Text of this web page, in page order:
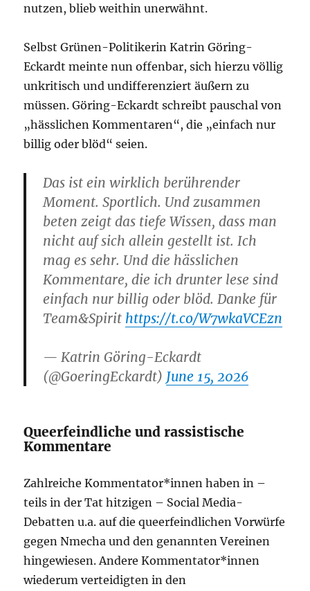
nutzen, blieb weithin unerwähnt.
Selbst Grünen-Politikerin Katrin Göring-
Eckardt meinte nun offenbar, sich hierzu völlig
unkritisch und undifferenziert äußern zu
müssen. Göring-Eckardt schreibt pauschal von
„hässlichen Kommentaren“, die „einfach nur
billig oder blöd“ seien.
Das ist ein wirklich berührender
Moment. Sportlich. Und zusammen
beten zeigt das tiefe Wissen, dass man
nicht auf sich allein gestellt ist. Ich
mag es sehr. Und die hässlichen
Kommentare, die ich drunter lese sind
einfach nur billig oder blöd. Danke für
Team&Spirit https://t.co/W7wkaVCEzn
— Katrin Göring-Eckardt
(@GoeringEckardt) June 15, 2026
Queerfeindliche und rassistische
Kommentare
Zahlreiche Kommentator*innen haben in –
teils in der Tat hitzigen – Social Media-
Debatten u.a. auf die queerfeindlichen Vorwürfe
gegen Nmecha und den genannten Vereinen
hingewiesen. Andere Kommentator*innen
wiederum verteidigten in den